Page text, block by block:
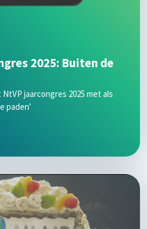
2025: Buiten de
jaarcongres 2025 met als
paden'